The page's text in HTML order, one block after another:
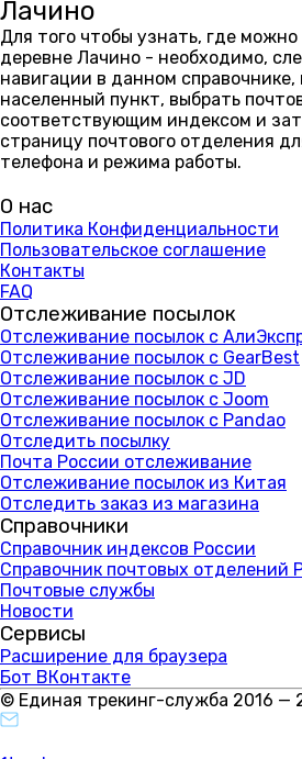
Лачино
Для того чтобы узнать, где можно
деревне Лачино - необходимо,
навигации в данном справочнике,
населенный пункт, выбрать
соответствующим индексом и
страницу почтового отделения
телефона и режима работы.
О нас
Политика Конфиденциальности
Пользовательское соглашение
Контакты
FAQ
Отслеживание посылок
Отслеживание посылок с
Отслеживание посылок с GearBest
Отслеживание посылок с JD
Отслеживание посылок с Joom
Отслеживание посылок с Pandao
Отследить посылку
Почта России отслеживание
Отслеживание посылок из Китая
Отследить заказ из магазина
Справочники
Справочник индексов России
Справочник почтовых отделений
Почтовые службы
Новости
Сервисы
Расширение для браузера
Бот ВКонтакте
© Единая трекинг-служба 2016 —